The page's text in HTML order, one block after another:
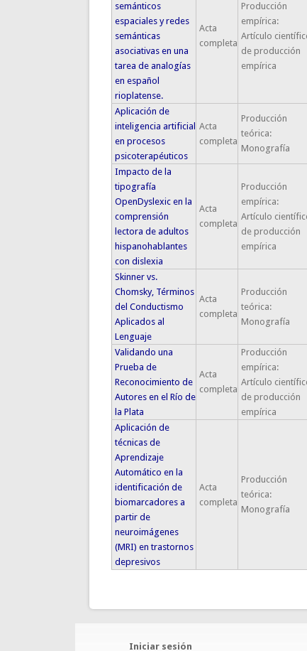
semánticos
espaciales y redes
semánticas
asociativas en una
tarea de analogías
en español
rioplatense.
Acta
completa
Producción
empírica:
Artículo
de producción
empírica
Aplicación de
inteligencia artificial
en procesos
psicoterapéuticos
Acta
completa
Producción
teórica:
Monografía
Impacto de la
tipografía
OpenDyslexic en la
comprensión
lectora de adultos
hispanohablantes
con dislexia
Acta
completa
Producción
empírica:
Artículo
de producción
empírica
Skinner vs.
Chomsky, Términos
del Conductismo
Aplicados al
Lenguaje
Acta
completa
Producción
teórica:
Monografía
Validando una
Prueba de
Reconocimiento de
Autores en el Río de
la Plata
Acta
completa
Producción
empírica:
Artículo
de producción
empírica
Aplicación de
técnicas de
Aprendizaje
Automático en la
identificación de
biomarcadores a
partir de
neuroimágenes
(MRI) en trastornos
depresivos
Acta
completa
Producción
teórica:
Monografía
Iniciar sesión